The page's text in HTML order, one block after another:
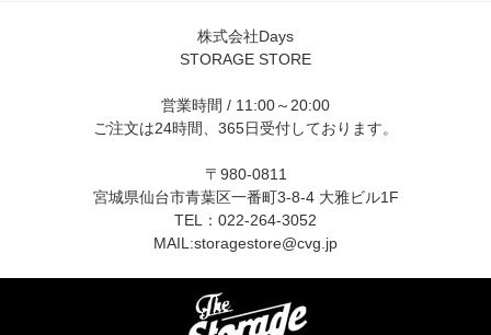
株式会社Days
STORAGE STORE
営業時間 / 11:00～20:00
ご注文は24時間、365日受付しております。
〒980-0811
宮城県仙台市青葉区一番町3-8-4 大雅ビル1F
TEL：022-264-3052
MAIL:storagestore@cvg.jp